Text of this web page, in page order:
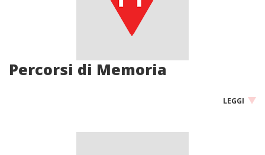
Percorsi di Memoria
LEGGI